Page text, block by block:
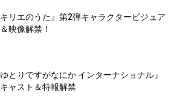
キリエのうた』第2弾キャラクタービジュア
映像解禁！
ゆとりですがなにか インターナショナル』
ャスト＆特報解禁